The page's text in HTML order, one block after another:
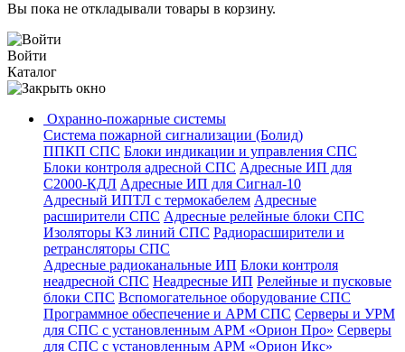
Вы пока не откладывали товары в корзину.
Войти
Каталог
Охранно-пожарные системы
Система пожарной сигнализации (Болид)
ППКП СПС Блоки индикации и управления СПС
Блоки контроля адресной СПС Адресные ИП для
С2000-КДЛ Адресные ИП для Сигнал-10
Адресный ИПТЛ с термокабелем Адресные
расширители СПС Адресные релейные блоки СПС
Изоляторы КЗ линий СПС Радиорасширители и
ретрансляторы СПС
Адресные радиоканальные ИП Блоки контроля
неадресной СПС Неадресные ИП Релейные и пусковые
блоки СПС Вспомогательное оборудование СПС
Программное обеспечение и АРМ СПС Серверы и УРМ
для СПС с установленным АРМ «Орион Про» Серверы
для СПС с установленным АРМ «Орион Икс»